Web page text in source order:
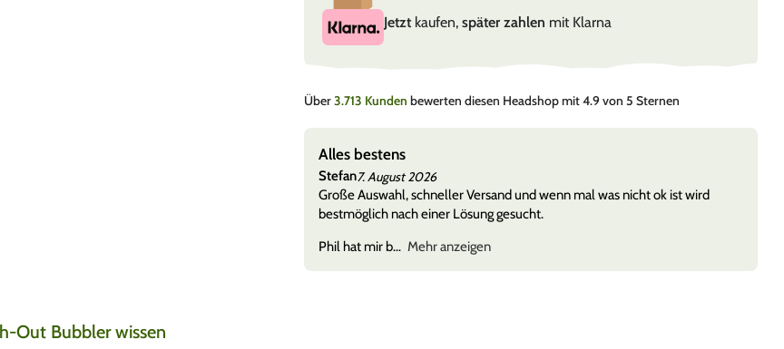
Jetztkaufen, später zahlen mit Klarna
Über3.713 Kunden bewerten diesen Headshop mit 4.9 von 5 Sternen
Alles bestens
Stefan7. August 2026
Große Auswahl, schneller Versand und wenn mal was nicht ok ist wird
bestmöglich nach einer Lösung gesucht.
Phil hat mir b
Mehr anzeigen
Out Bubbler wissen